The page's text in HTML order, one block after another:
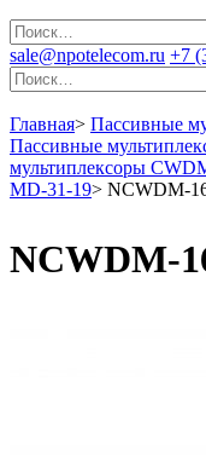
sale@npotelecom.ru +7
Главная> Пассивные
Пассивные
мультиплексоры
MD-31-19> NCWDM-
NCWDM-